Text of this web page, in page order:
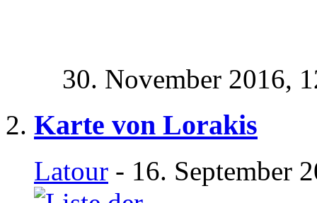
30. November 2016,
Karte von Lorakis
Latour - 16. September